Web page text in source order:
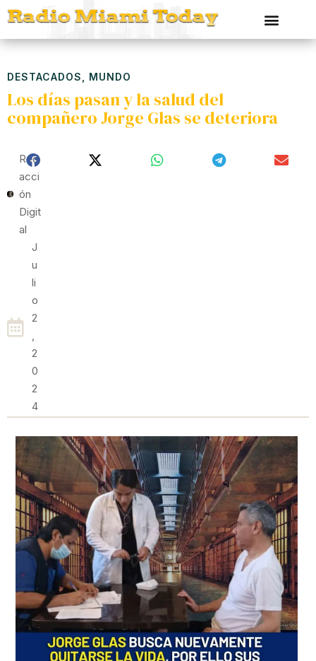
DESTACADOS MUNDO
Los días pasan y la salud del
compañero Jorge Glas se deteriora
Red
Acci
Ón
Digit
Al
J
U
Li
O
2
,
2
0
2
4